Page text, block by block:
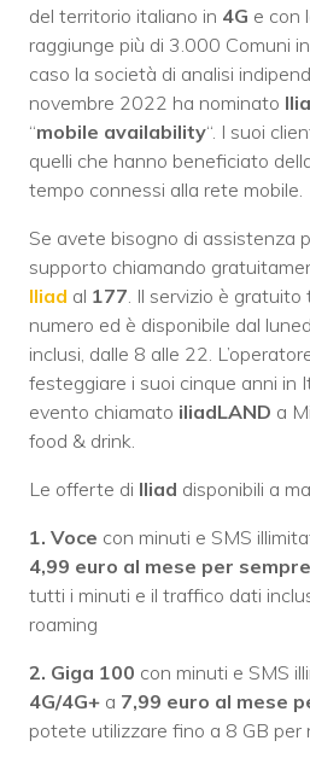
del territorio italiano in 4G e con
raggiunge più di 3.000 Comuni
caso la società di analisi
novembre 2022 ha nominato
“mobile availability“. I suoi
quelli che hanno beneficiato
tempo connessi alla rete mobile.
Se avete bisogno di assistenza
supporto chiamando
Iliad al 177. Il servizio è
numero ed è disponibile dal
inclusi, dalle 8 alle 22.
festeggiare i suoi cinque anni in
evento chiamato iliadLAND a
food & drink.
Le offerte di Iliad disponibili a
1. Voce con minuti e SMS
4,99 euro al mese per sempre
tutti i minuti e il traffico dati
roaming
2. Giga 100 con minuti e SMS
4G/4G+ a 7,99 euro al mese
potete utilizzare fino a 8 GB per